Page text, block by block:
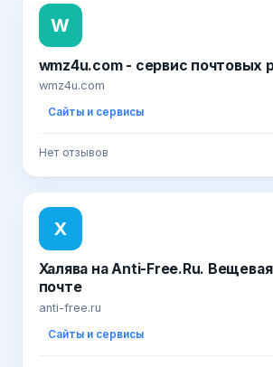
W
wmz4u.com - cервис почтовых
wmz4u.com
Сайты и сервисы
Нет отзывов
Х
Халява на Anti-Free.Ru.
почте
anti-free.ru
Сайты и сервисы